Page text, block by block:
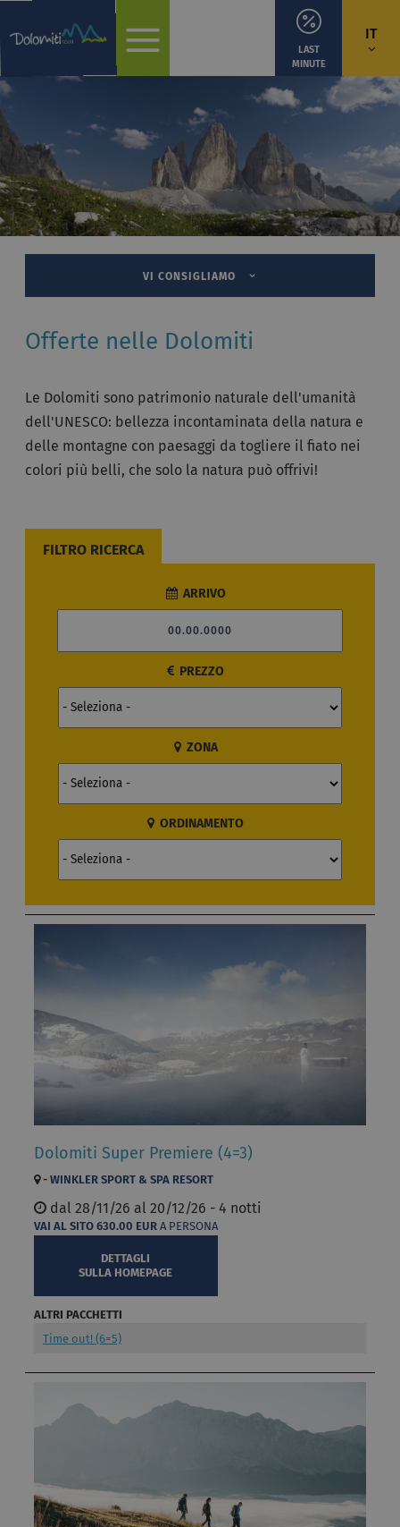
IT
LAST
MINUTE
VI CONSIGLIAMO
Offerte nelle Dolomiti
Le Dolomiti sono patrimonio naturale dell'umanità
dell'UNESCO: bellezza incontaminata della natura e
delle montagne con paesaggi da togliere il fiato nei
colori più belli, che solo la natura può offrivi!
FILTRO RICERCA
ARRIVO
PREZZO
ZONA
ORDINAMENTO
VAI AL SITO 630.00 EURA PERSONA
DETTAGLI
SULLA HOMEPAGE
Dolomiti Super Premiere (4=3)
- WINKLER SPORT & SPA RESORT
dal 28/11/26 al 20/12/26 - 4 notti
ALTRI PACCHETTI
Time out! (6=5)